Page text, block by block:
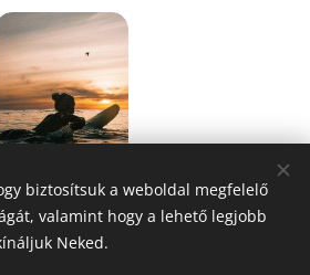
biztosítsuk a weboldal megfelelő
valamint hogy a lehető legjobb
Neked.